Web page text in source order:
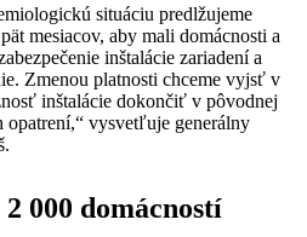
situáciu predlžujeme
mesiacov, aby mali domácnosti a
inštalácie zariadení a
Zmenou platnosti chceme vyjsť v
inštalácie dokončiť v pôvodnej
opatrení,“ vysvetľuje generálny
000 domácností